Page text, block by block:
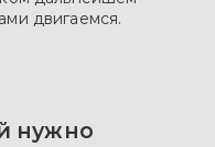
двигаемся.
нужно